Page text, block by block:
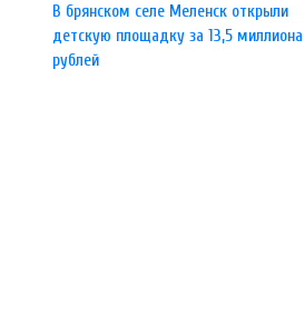
В брянском селе Меленск открыли
детскую площадку за 13,5 миллиона
рублей